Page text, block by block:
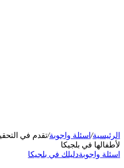
الرئيسية/ اسئلة واجوبة/تقدم في
لأطفالها في بلجيكا
اسئلة واجوبةدليلك في بلجيكا